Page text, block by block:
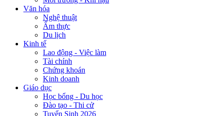
Văn hóa
Nghệ thuật
Ẩm thực
Du lịch
Kinh tế
Lao động - Việc làm
Tài chính
Chứng khoán
Kinh doanh
Giáo dục
Học bổng - Du học
Đào tạo - Thi cử
Tuyển Sinh 2026